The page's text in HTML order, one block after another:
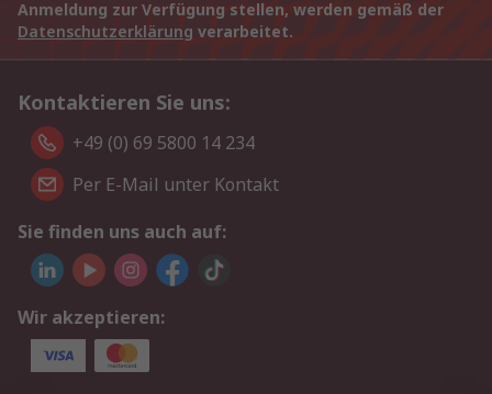
Anmeldung zur Verfügung stellen, werden gemäß der
Datenschutzerklärung verarbeitet.
Kontaktieren Sie uns:
+49 (0) 69 5800 14 234
Per E-Mail unter Kontakt
Sie finden uns auch auf:
Wir akzeptieren: